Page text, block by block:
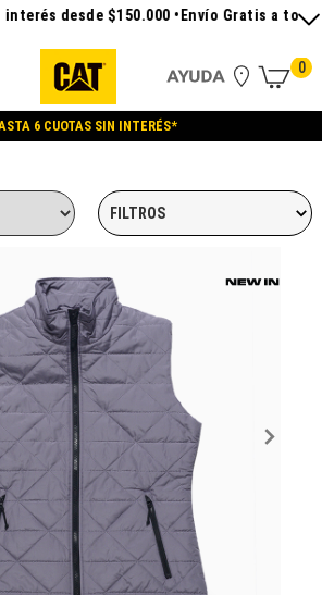
desde $150.000 •Envío Gratis a todo el
0
FILTROS
6 CUOTAS SIN INTERÉS*